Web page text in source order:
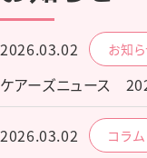
2026.03.02 お知
ケアーズニュース
2026.03.02 コラム